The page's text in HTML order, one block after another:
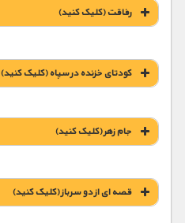
1900 تومان – دانلود قسمت 3 (افزودن به سبد خريد)
1900 تومان – دریافت لینک دانلود (افزودن به سبد خريد)
1900 تومان – دریافت لینک دانلود (افزودن به سبد خريد)
رفاقت (کليک کنيد)
کودتای خزنده در سپاه (کليک کنيد)
جام زهر (کليک کنيد)
قصه ای از دو سرباز (کليک کنيد)